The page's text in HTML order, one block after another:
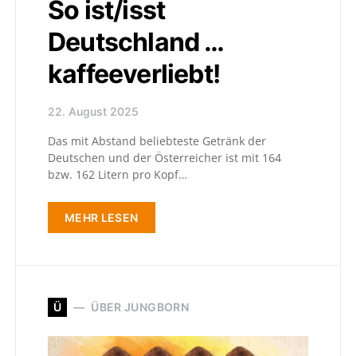
So ist/isst
Deutschland …
kaffeeverliebt!
22. August 2025
Das mit Abstand beliebteste Getränk der
Deutschen und der Öster­reicher ist mit 164
bzw. 162 Litern pro Kopf…
MEHR LESEN
Ü ÜBER JUNGBORN